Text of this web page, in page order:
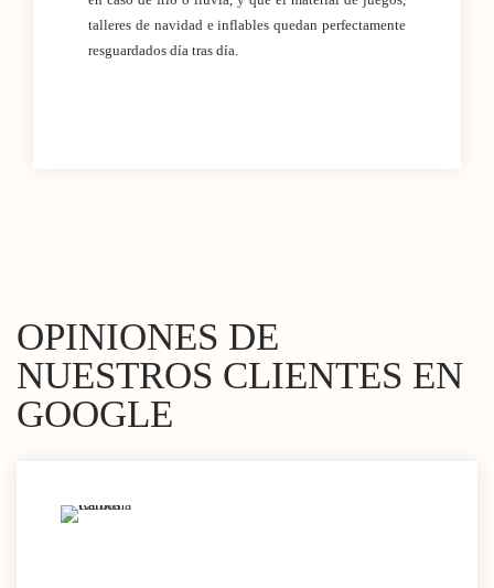
talleres de navidad e inflables quedan perfectamente
resguardados día tras día.
OPINIONES DE
NUESTROS CLIENTES EN
GOOGLE